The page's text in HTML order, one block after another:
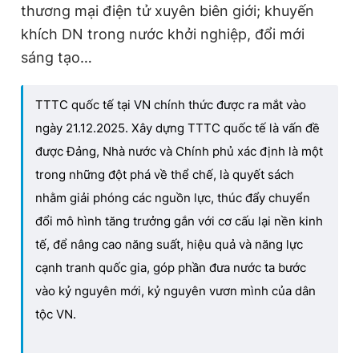
thương mại điện tử xuyên biên giới; khuyến
khích DN trong nước khởi nghiệp, đổi mới
sáng tạo…
TTTC quốc tế tại VN chính thức được ra mắt vào
ngày 21.12.2025. Xây dựng TTTC quốc tế là vấn đề
được Đảng, Nhà nước và Chính phủ xác định là một
trong những đột phá về thể chế, là quyết sách
nhằm giải phóng các nguồn lực, thúc đẩy chuyển
đổi mô hình tăng trưởng gắn với cơ cấu lại nền kinh
tế, để nâng cao năng suất, hiệu quả và năng lực
cạnh tranh quốc gia, góp phần đưa nước ta bước
vào kỷ nguyên mới, kỷ nguyên vươn mình của dân
tộc VN.